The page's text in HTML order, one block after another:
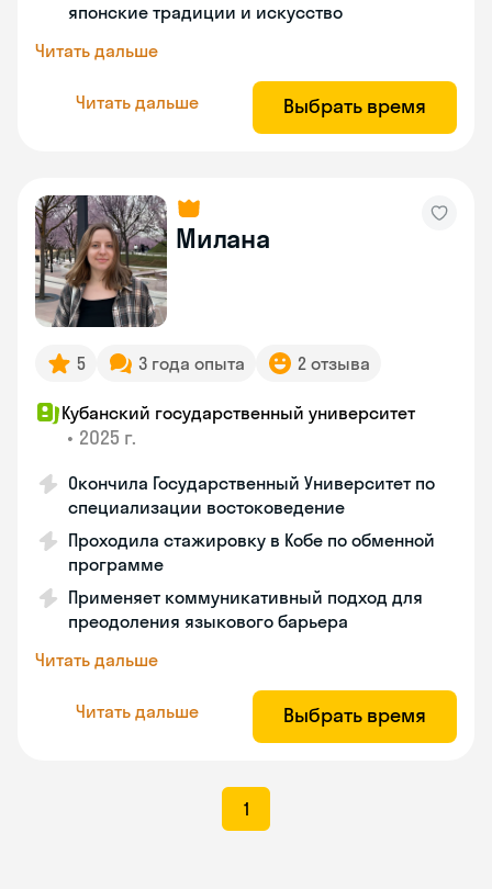
японские традиции и искусство
Читать дальше
Читать дальше Выбрать время
Милана
5 3 года опыта 2 отзыва
Кубанский государственный университет
• 2025 г.
Окончила Государственный Университет по
специализации востоковедение
Проходила стажировку в Кобе по обменной
программе
Применяет коммуникативный подход для
преодоления языкового барьера
Читать дальше
Читать дальше Выбрать время
1